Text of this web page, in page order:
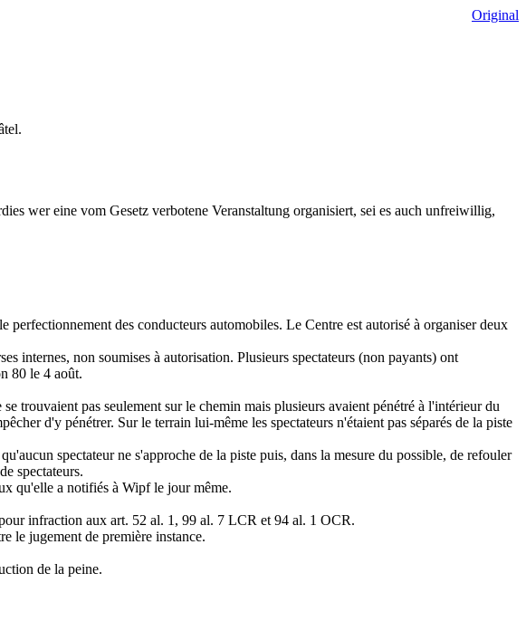
Original
wer eine vom Gesetz verbotene Veranstaltung organisiert, sei es auch unfreiwillig,
des conducteurs automobiles. Le Centre est autorisé à organiser deux
internes, non soumises à autorisation. Plusieurs spectateurs (non payants) ont
80 le 4 août.
trouvaient pas seulement sur le chemin mais plusieurs avaient pénétré à l'intérieur du
d'y pénétrer. Sur le terrain lui-même les spectateurs n'étaient pas séparés de la piste
spectateur ne s'approche de la piste puis, dans la mesure du possible, de refouler
spectateurs.
qu'elle a notifiés à Wipf le jour même.
infraction aux art. 52 al. 1, 99 al. 7 LCR et 94 al. 1 OCR.
le jugement de première instance.
de la peine.